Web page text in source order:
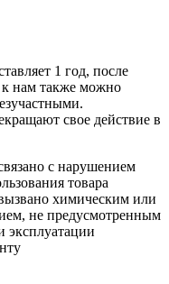
1 год, после
к нам также можно
свое действие в
с нарушением
товара
химическим или
не предусмотренным